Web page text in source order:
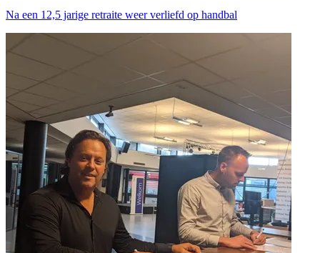
Na een 12,5 jarige retraite weer verliefd op handbal